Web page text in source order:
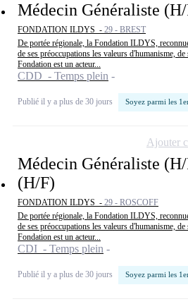
Médecin Généraliste
FONDATION ILDYS - 29 - BREST
De portée régionale, la Fondation ILDYS,
de ses préoccupations les valeurs d'humanisme,
Fondation est un acteur...
CDD - Temps plein
Publié il y a plus de 30 jours Soyez parmi les
Médecin Généraliste
(H/F)
FONDATION ILDYS - 29 - ROSCOFF
De portée régionale, la Fondation ILDYS,
de ses préoccupations les valeurs d'humanisme,
Fondation est un acteur...
CDI - Temps plein
Publié il y a plus de 30 jours Soyez parmi les
Ajouter